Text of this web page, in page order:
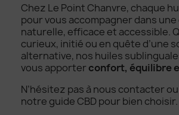
Chez Le Point Chanvre, chaque
pour vous accompagner dans
naturelle, efficace et accessible.
curieux, initié ou en quête d’une
alternative, nos huiles
vous apporter confort, équilibre
N’hésitez pas à nous contacter
notre guide CBD pour bien choisir.